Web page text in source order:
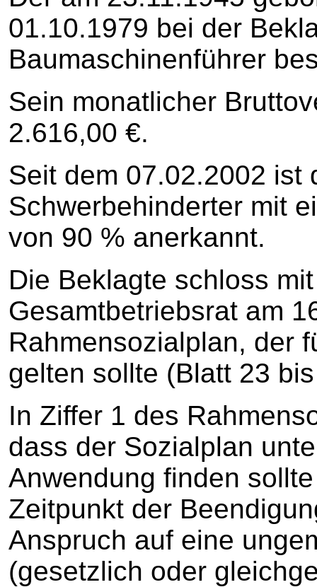
01.10.1979 bei der
Baumaschinenführer
Sein monatlicher
2.616,00 €.
Seit dem 07.02.2002 ist
Schwerbehinderter mit
von 90 % anerkannt.
Die Beklagte schloss
Gesamtbetriebsrat am
Rahmensozialplan, der
gelten sollte (Blatt 23
In Ziffer 1 des
dass der Sozialplan
Anwendung finden
Zeitpunkt der
Anspruch auf eine
(gesetzlich oder